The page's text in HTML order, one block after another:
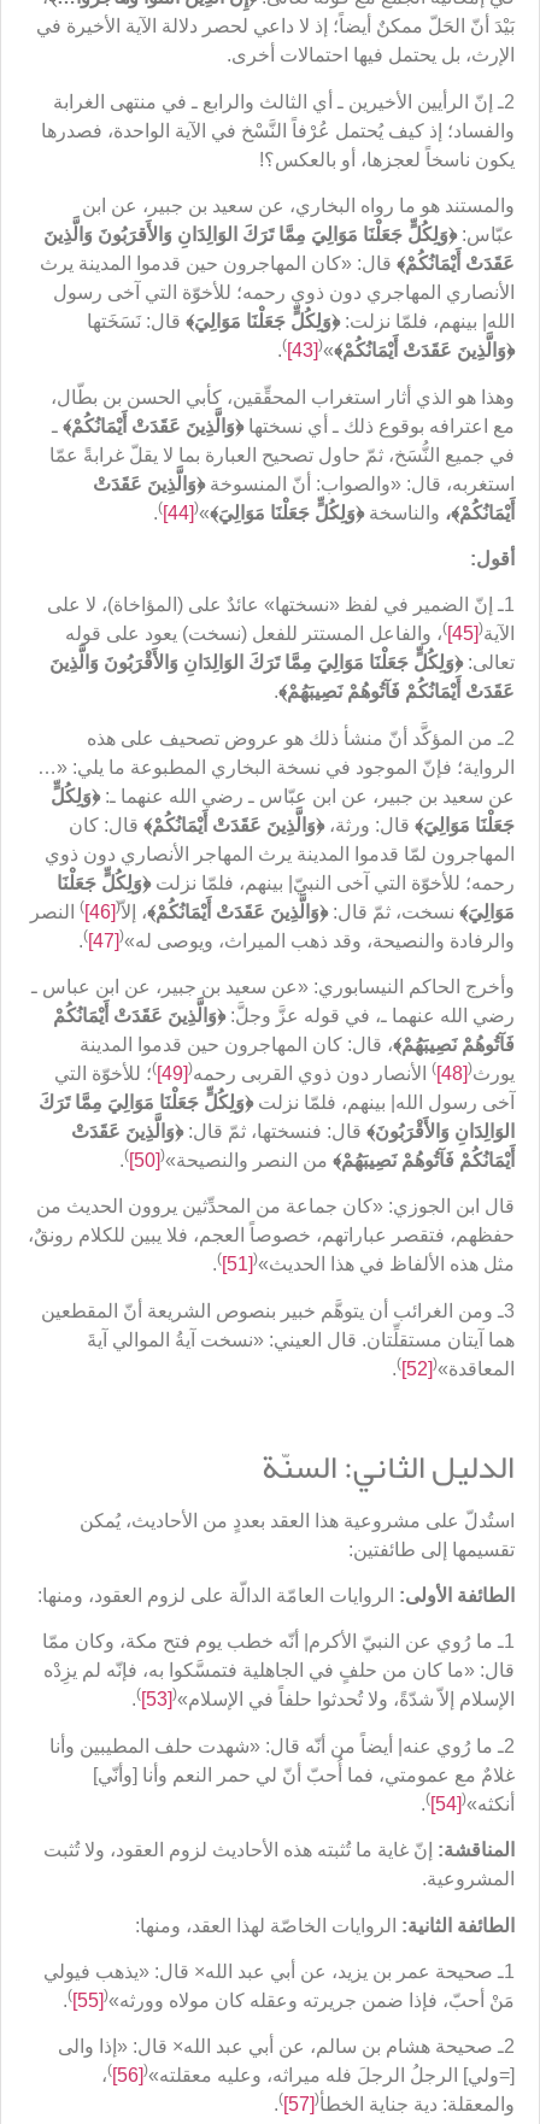
بَيْدَ أنّ الحَلّ ممكنٌ أيضاً؛ إذ لا داعي لحصر دلالة الآية الأخيرة في
الإرث، بل يحتمل فيها احتمالات أخرى.
2ـ إنّ الرأيين الأخيرين ـ أي الثالث والرابع ـ في منتهى الغرابة
والفساد؛ إذ كيف يُحتمل عُرْفاً النَّسْخ في الآية الواحدة، فصدرها
يكون ناسخاً لعجزها، أو بالعكس؟!
والمستند هو ما رواه البخاري، عن سعيد بن جبير، عن ابن
عبّاس:﴿وَلِكُلٍّ جَعَلْنَا مَوَالِيَ مِمَّا تَرَكَ الوَالِدَانِ وَالأَقرَبُونَ وَالَّذِينَ
عَقَدَتْ أَيْمَانُكُمْ﴾ قال: «كان المهاجرون حين قدموا المدينة يرث
الأنصاري المهاجري دون ذوي رحمه؛ للأخوّة التي آخى رسول
الله| بينهم، فلمّا نزلت:﴿وَلِكُلٍّ جَعَلْنَا مَوَالِيَ﴾ قال: نَسَخَتها
﴿وَالَّذِينَ عَقَدَتْ أَيْمَانُكُمْ﴾»
(
[43]
)
.
وهذا هو الذي أثار استغراب المحقِّقين، كأبي الحسن بن بطّال،
مع اعترافه بوقوع ذلك ـ أي نسختها﴿وَالَّذِينَ عَقَدَتْ أَيْمَانُكُمْ﴾ ـ
في جميع النُّسَخ، ثمّ حاول تصحيح العبارة بما لا يقلّ غرابةً عمّا
استغربه، قال: «والصواب: أنّ المنسوخة﴿وَالَّذِينَ عَقَدَتْ
أَيْمَانُكُمْ﴾، والناسخة﴿وَلِكُلٍّ جَعَلْنَا مَوَالِيَ﴾»
(
[44]
)
.
أقول:
1ـ إنّ الضمير في لفظ «نسختها» عائدٌ على (المؤاخاة)، لا على
الآية(
[45]
)، والفاعل المستتر للفعل (نسخت) يعود على قوله
تعالى:﴿وَلِكُلٍّ جَعَلْنَا مَوَالِيَ مِمَّا تَرَكَ الوَالِدَانِ وَالأَقْرَبُونَ وَالَّذِينَ
عَقَدَتْ أَيْمَانُكُمْ فَآتُوهُمْ نَصِيبَهُمْ﴾.
2ـ من المؤكَّد أنّ منشأ ذلك هو عروض تصحيف على هذه
الرواية؛ فإنّ الموجود في نسخة البخاري المطبوعة ما يلي: «…
عن سعيد بن جبير، عن ابن عبّاس ـ رضي الله عنهما ـ:﴿وَلِكُلٍّ
جَعَلْنَا مَوَالِيَ﴾ قال: ورثة،﴿وَالَّذِينَ عَقَدَتْ أَيْمَانُكُمْ﴾ قال: كان
المهاجرون لمّا قدموا المدينة يرث المهاجر الأنصاري دون ذوي
رحمه؛ للأخوّة التي آخى النبيّ| بينهم، فلمّا نزلت﴿وَلِكُلٍّ جَعَلْنَا
مَوَالِيَ﴾ نسخت، ثمّ قال:﴿وَالَّذِينَ عَقَدَتْ أَيْمَانُكُمْ﴾، إلاّ(
[46]
)
النصر
والرفادة والنصيحة، وقد ذهب الميراث، ويوصى له»(
[47]
)
.
وأخرج الحاكم النيسابوري: «عن سعيد بن جبير، عن ابن عباس ـ
رضي الله عنهما ـ، في قوله عزَّ وجلَّ:﴿وَالَّذِينَ عَقَدَتْ أَيْمَانُكُمْ
فَآتُوهُمْ نَصِيبَهُمْ﴾، قال: كان المهاجرون حين قدموا المدينة
يورث(
[48]
) الأنصار دون ذوي القربى رحمه(
[49]
)؛ للأخوّة التي
آخى رسول الله| بينهم، فلمّا نزلت﴿وَلِكُلٍّ جَعَلْنَا مَوَالِيَ مِمَّا تَرَكَ
الوَالِدَانِ وَالأَقْرَبُونَ﴾ قال: فنسختها، ثمّ قال:﴿وَالَّذِينَ عَقَدَتْ
أَيْمَانُكُمْ فَآتُوهُمْ نَصِيبَهُمْ﴾ من النصر والنصيحة»(
[50]
)
.
قال ابن الجوزي: «كان جماعة من المحدِّثين يروون الحديث من
حفظهم، فتقصر عباراتهم، خصوصاً العجم، فلا يبين للكلام رونقٌ،
مثل هذه الألفاظ في هذا الحديث»(
)
.
3ـ ومن الغرائب أن يتوهَّم خبير بنصوص الشريعة أنّ المقطعين
هما آيتان مستقلِّتان. قال العيني: «نسخت آيةُ الموالي آيةَ
المعاقدة»(
[52]
)
.
الدليل الثاني: السنّة
استُدلّ على مشروعية هذا العقد بعددٍ من الأحاديث، يُمكن
تقسيمها إلى طائفتين:
الطائفة الأولى: الروايات العامّة الدالّة على لزوم العقود، ومنها:
1ـ ما رُوي عن النبيّ الأكرم| أنّه خطب يوم فتح مكة، وكان ممّا
قال: «ما كان من حلفٍ في الجاهلية فتمسَّكوا به، فإنّه لم يزِدْه
الإسلام إلاّ شدّةً، ولا تُحدثوا حلفاً في الإسلام»(
[53]
)
.
2ـ ما رُوي عنه| أيضاً من أنّه قال: «شهدت حلف المطيبين وأنا
غلامٌ مع عمومتي، فما أُحبّ أنّ لي حمر النعم وأنا [وأنّي]
أنكثه»(
[54]
)
.
المناقشة: إنّ غاية ما تُثبته هذه الأحاديث لزوم العقود، ولا تُثبت
المشروعية.
الطائفة الثانية: الروايات الخاصّة لهذا العقد، ومنها:
1ـ صحيحة عمر بن يزيد، عن أبي عبد الله× قال: «يذهب فيولي
مَنْ أحبّ، فإذا ضمن جريرته وعقله كان مولاه وورثه»(
[55]
)
.
2ـ صحيحة هشام بن سالم، عن أبي عبد الله× قال: «إذا والى
[=ولي] الرجلُ الرجلَ فله ميراثه، وعليه معقلته»(
[56]
)،
والمعقلة: دية جناية الخطأ(
[57]
)
.